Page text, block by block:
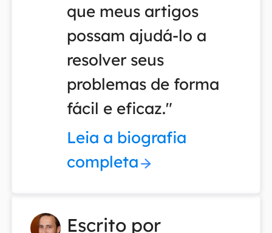
que meus artigos
possam ajudá-lo a
resolver seus
problemas de forma
fácil e eficaz."
Leia a biografia
completa
Escrito por